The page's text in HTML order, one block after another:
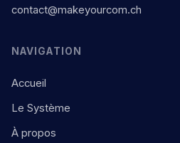
contact@makeyourcom.ch
NAVIGATION
Accueil
Le Système
À propos